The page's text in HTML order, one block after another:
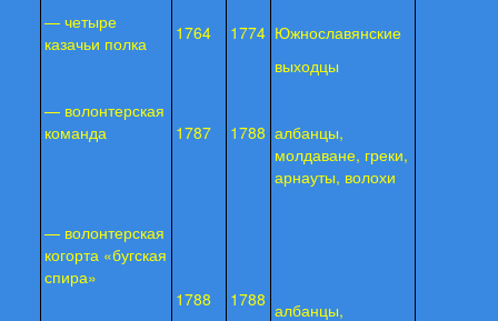
— четыре
казачьи полка
— волонтерская
команда
— волонтерская
когорта «бугская
спира»
1764
1787
1788
1774
1788
1788
Южнославянские
выходцы
албанцы,
молдаване, греки,
арнауты, волохи
албанцы,